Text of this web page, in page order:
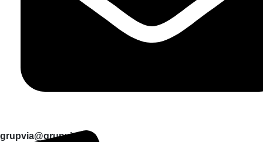
grupvia@grupvia.eu